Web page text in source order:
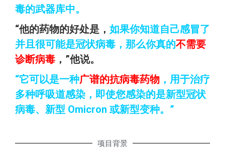
毒的武器库中。
“他的药物的好处是， 如果你知道自己感冒了
并且很可能是冠状病毒，那么你真的不需要
诊断病毒 ，”他说。
“它可以是一种广谱的抗病毒药物 ，用于治疗
多种呼吸道感染，即使您感染的是新型冠状
病毒、新型 Omicron 或新型变种。”
项目背景